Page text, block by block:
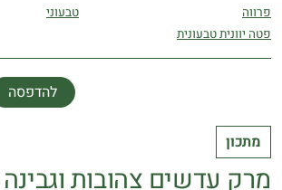
פרווה
טבעוני
פטה יוונית טבעונית
להדפסה
מתכון
מרק עדשים צהובות וגבינה